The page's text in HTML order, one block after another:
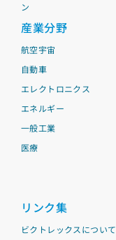
ン
産業分野
航空宇宙
自動車
エレクトロニクス
エネルギー
一般工業
医療
リンク集
ビクトレックスについて